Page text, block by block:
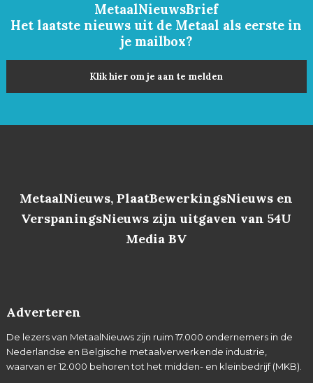
MetaalNieuwsBrief
Het laatste nieuws uit de Metaal als eerste in
je mailbox?
Klik hier om je aan te melden
MetaalNieuws, PlaatBewerkingsNieuws en
VerspaningsNieuws zijn uitgaven van 54U
Media BV
Adverteren
De lezers van MetaalNieuws zijn ruim 17.000 ondernemers in de
Nederlandse en Belgische metaalverwerkende industrie,
waarvan er 12.000 behoren tot het midden- en kleinbedrijf (MKB).